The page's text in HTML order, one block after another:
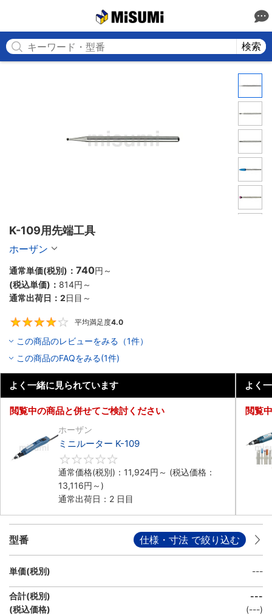
検索
K-109用先端工具
ホーザン
通常単価(税別)： 740円 ～
(税込単価)： 814円 ～
通常出荷日： 2日目～
平均満足度4.0
この商品のレビューをみる（1件）
この商品のFAQをみる(1件)
よく一緒に見られています
閲覧中の商品と併せてご検討ください
ホーザン
ミニルーター K-109
通常価格(税別)： 11,924円 ～ (税込価格：
13,116円 ～)
通常出荷日：2 日目
よく
閲覧
型番 仕様・寸法 で絞り込む
単価(税別) ---
合計(税別)
(税込価格)
---
(---)